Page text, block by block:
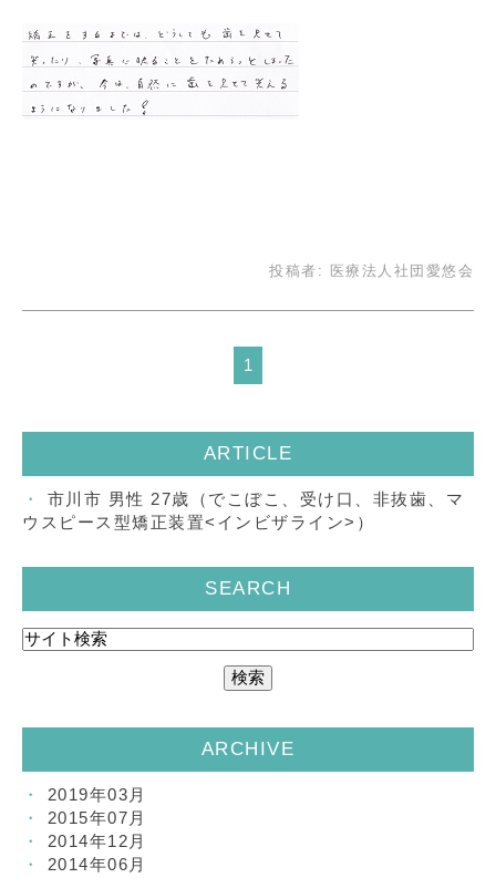
投稿者: 医療法人社団愛悠会
1
ARTICLE
市川市 男性 27歳（でこぼこ、受け口、非抜歯、マ
ウスピース型矯正装置<インビザライン>）
SEARCH
ARCHIVE
2019年03月
2015年07月
2014年12月
2014年06月